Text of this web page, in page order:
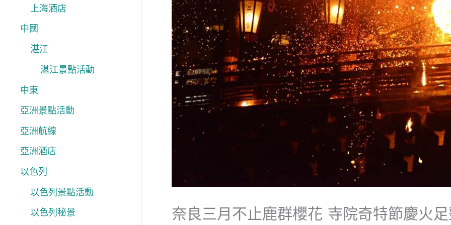
上海酒店
中國
湛江
湛江景點活動
中東
亞洲景點活動
亞洲航線
亞洲酒店
以色列
以色列景點活動
以色列秘景
奈良三月不止鹿群櫻花 寺院奇特節慶火